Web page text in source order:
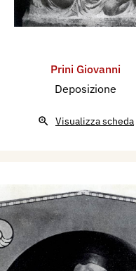
Prini Giovanni
Deposizione
Visualizza scheda